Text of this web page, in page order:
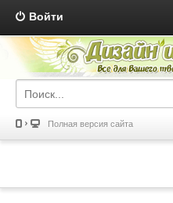
Войти
Полная версия сайта